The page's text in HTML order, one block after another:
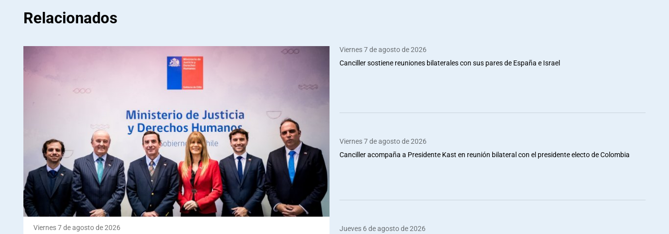
Relacionados
Viernes 7 de agosto de 2026
Viernes 7 de agosto de 2026
Canciller sostiene reuniones bilaterales con sus pares de España e Israel
Viernes 7 de agosto de 2026
Canciller acompaña a Presidente Kast en reunión bilateral con el presidente electo de Colombia
Jueves 6 de agosto de 2026